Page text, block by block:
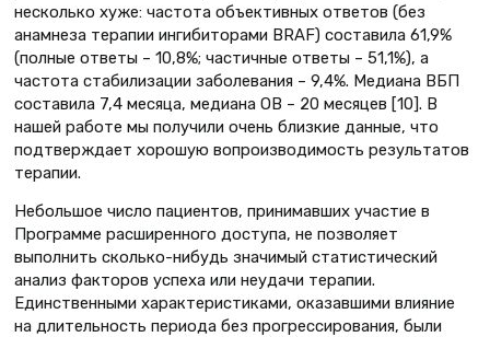
несколько хуже: частота объективных ответов (без
анамнеза терапии ингибиторами BRAF) составила 61,9%
(полные ответы – 10,8%; частичные ответы – 51,1%), а
частота стабилизации заболевания – 9,4%. Медиана ВБП
составила 7,4 месяца, медиана ОВ – 20 месяцев [10]. В
нашей работе мы получили очень близкие данные, что
подтверждает хорошую вопроизводимость результатов
терапии.
Небольшое число пациентов, принимавших участие в
Программе расширенного доступа, не позволяет
выполнить сколько-нибудь значимый статистический
анализ факторов успеха или неудачи терапии.
Единственными характеристиками, оказавшими влияние
на длительность периода без прогрессирования, были